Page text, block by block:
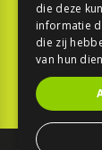
die deze
informatie
die zij
van hun